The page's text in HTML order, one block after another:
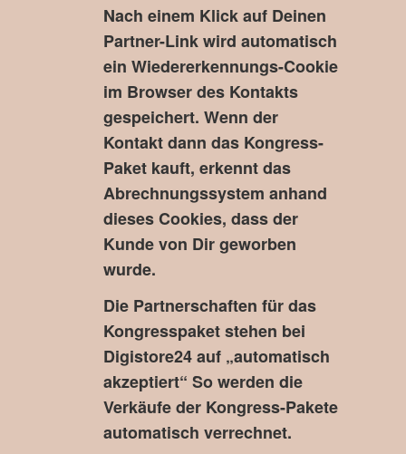
Nach einem Klick auf Deinen
Partner-Link wird automatisch
ein Wiedererkennungs-Cookie
im Browser des Kontakts
gespeichert. Wenn der
Kontakt dann das Kongress-
Paket kauft, erkennt das
Abrechnungssystem anhand
dieses Cookies, dass der
Kunde von Dir geworben
wurde.
Die Partnerschaften für das
Kongresspaket stehen bei
Digistore24 auf „automatisch
akzeptiert“ So werden die
Verkäufe der Kongress-Pakete
automatisch verrechnet.